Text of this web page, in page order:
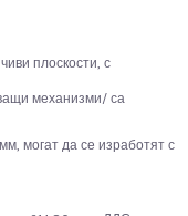
плоскости, с
механизми/ са
могат да се изработят с